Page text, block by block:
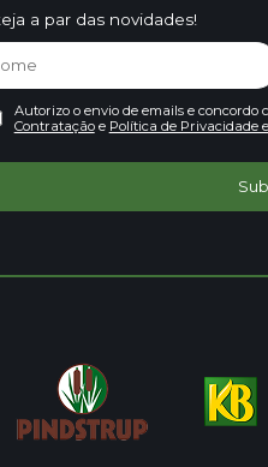
a par das novidades!
Autorizo o envio de emails e concordo
Contrataçãoe Política de Privacidade